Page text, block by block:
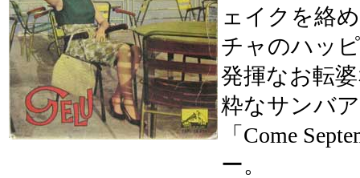
ェイクを絡
チャのハッ
発揮なお転
粋なサンバ
「Come
ー。